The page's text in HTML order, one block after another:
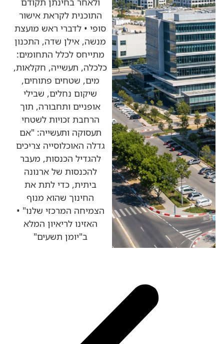
התוכנית לקראת אישור
סופי • לדברי ראש מועצת
מנשה, אילן שדה, התכנון
מתייחס לכלל התחומים:
כלכלה, תעשייה, חקלאות,
מים, שטחים פתוחים,
שיקום נחלים, שבילי
אופניים ותחבורה, תוך
הרחבת זכויות לשטחי
תעסוקה ותעשייה: "אם
גדלה האוכלוסייה צריכים
להגדיל הכנסות, מעבר
להכנסות של ארנונה
ביתית, כדי לתת את
החינוך שהוא מנוף
הצמיחה המרכזי שלנו" •
האזינו לריאיון המלא
ב"יומן תשעים"